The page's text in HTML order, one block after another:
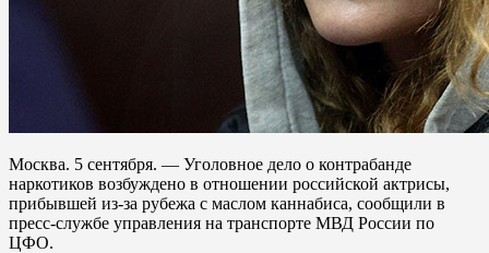
Москва. 5 сентября. — Уголовное дело о контрабанде
наркотиков возбуждено в отношении российской актрисы,
прибывшей из-за рубежа с маслом каннабиса, сообщили в
пресс-службе управления на транспорте МВД России по
ЦФО.